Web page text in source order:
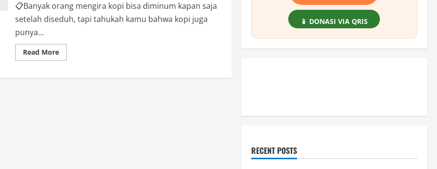
📋Banyak orang mengira kopi bisa diminum kapan saja
setelah diseduh, tapi tahukah kamu bahwa kopi juga
punya...
Read MoreRead
more
Kopi
📱 DONASI VIA QRIS
RECENT POSTS